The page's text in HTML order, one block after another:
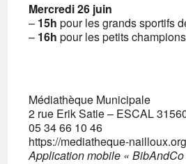
Mercredi 26 juin
– 15h pour les grands sportifs
– 16h pour les petits
Médiathèque Municipale
2 rue Erik Satie – ESCAL
05 34 66 10 46
https://mediatheque-nailloux.org
Application mobile « BibAndCo